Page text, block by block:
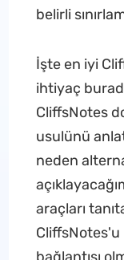
belirli
İşte en iyi
ihtiyaç
CliffsNotes
usulünü
neden
araçları
CliffsNotes'u